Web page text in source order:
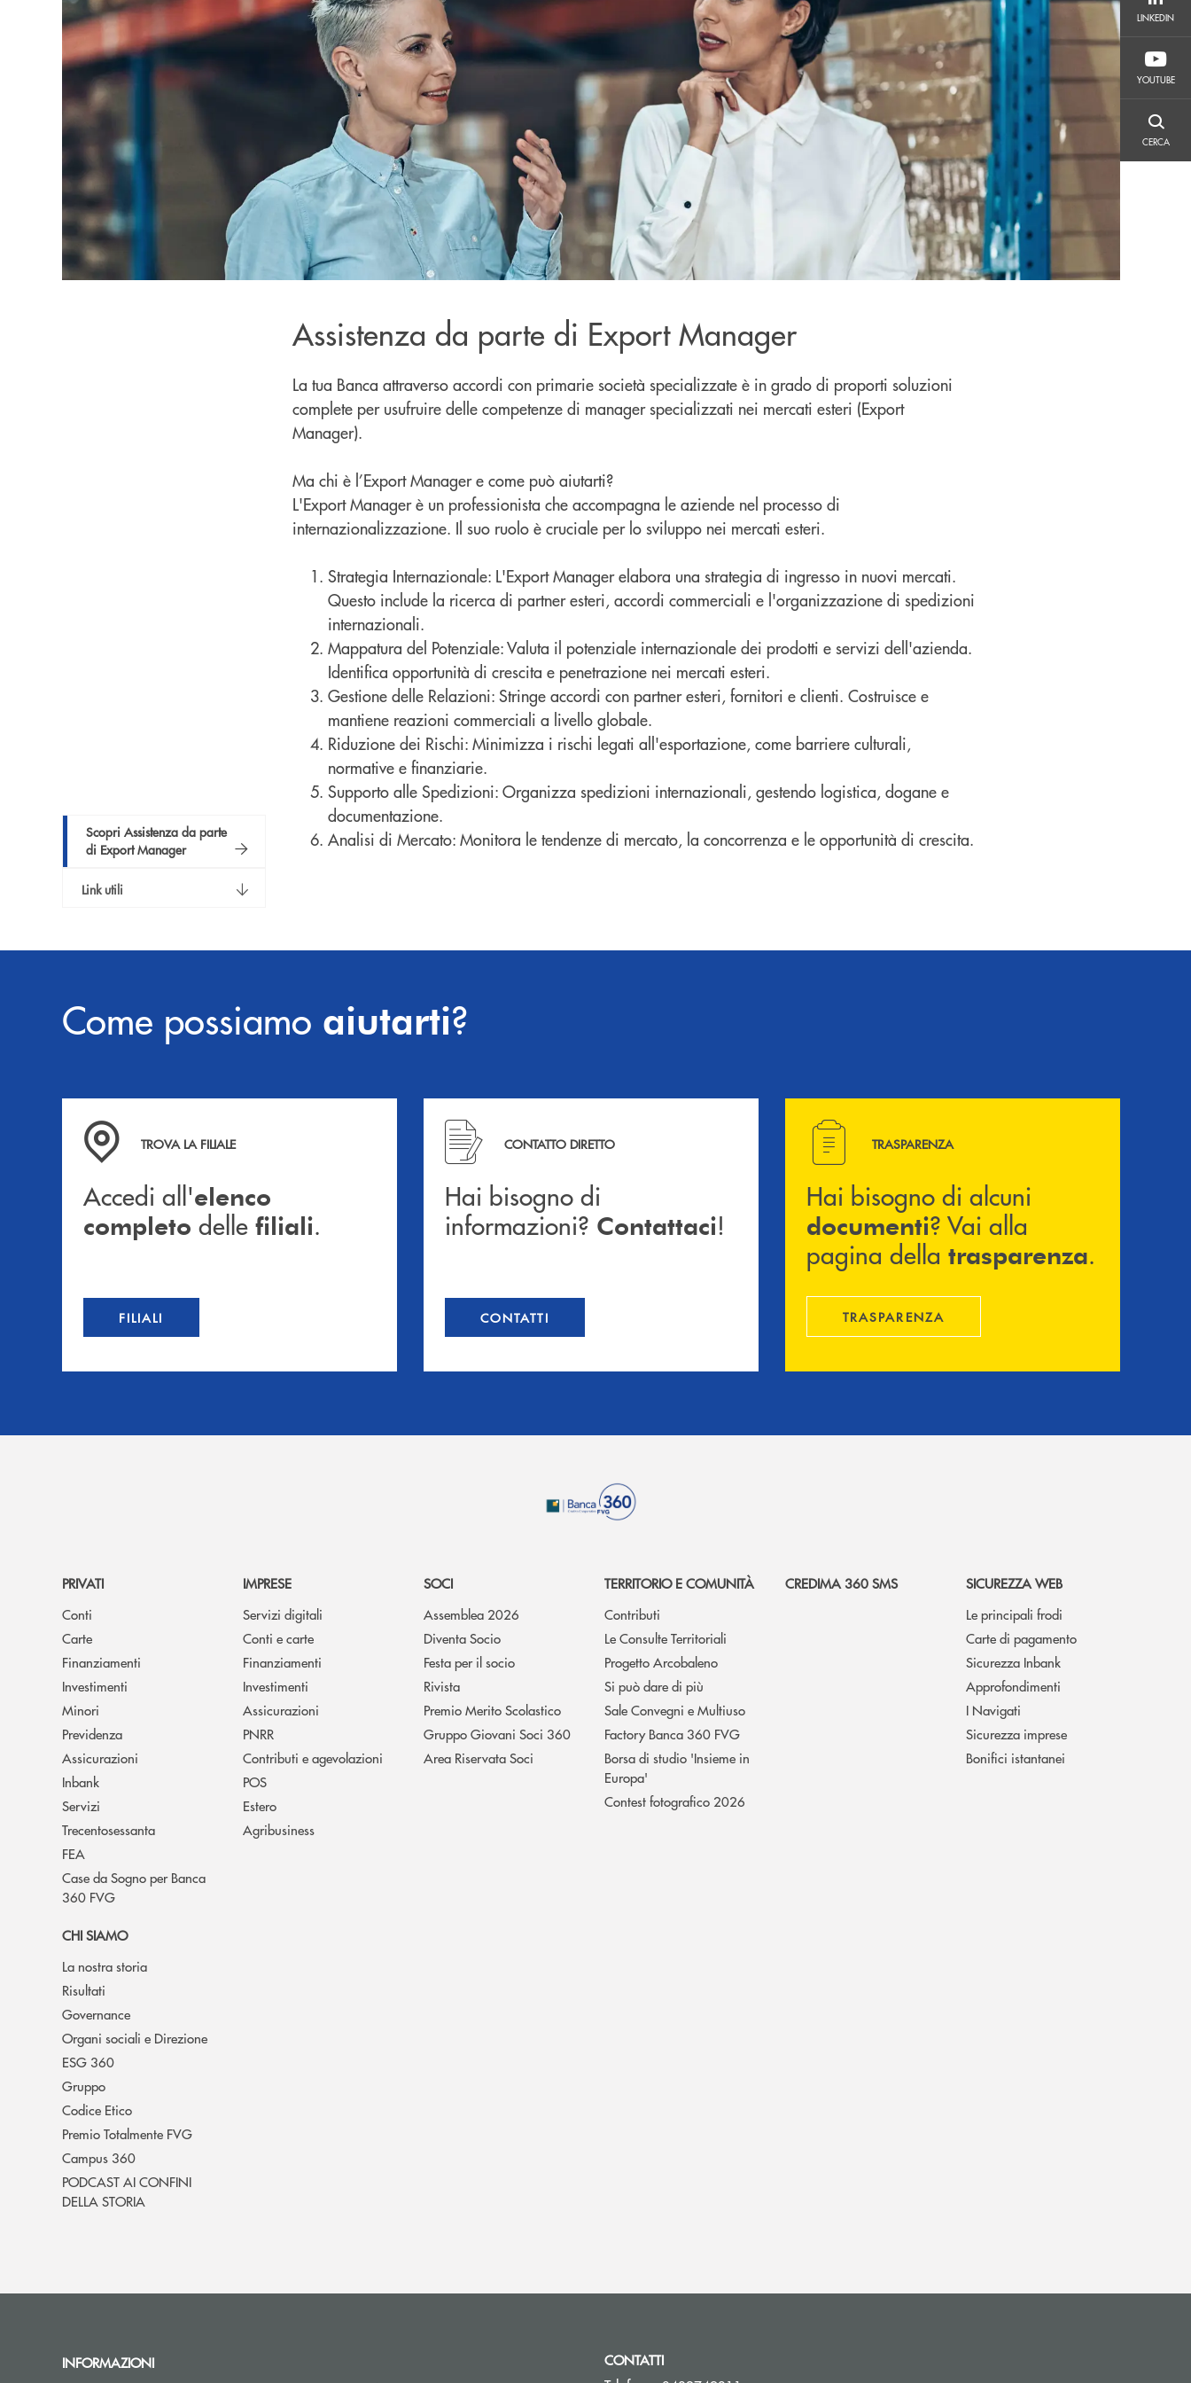
LINKEDIN
LINKEDIN
YOUTUBE
YOUTUBE
CERCA
CERCA
Scopri Assistenza da parte
di Export Manager
Link utili
Assistenza da parte di Export Manager
La tua Banca attraverso accordi con primarie società specializzate è in grado di proporti soluzioni
complete per usufruire delle competenze di manager specializzati nei mercati esteri (Export
Manager).
Ma chi è l’Export Manager e come può aiutarti?
L'Export Manager è un professionista che accompagna le aziende nel processo di
internazionalizzazione. Il suo ruolo è cruciale per lo sviluppo nei mercati esteri.
Strategia Internazionale: L'Export Manager elabora una strategia di ingresso in nuovi mercati.
Questo include la ricerca di partner esteri, accordi commerciali e l'organizzazione di spedizioni
internazionali.
Mappatura del Potenziale: Valuta il potenziale internazionale dei prodotti e servizi dell'azienda.
Identifica opportunità di crescita e penetrazione nei mercati esteri.
Gestione delle Relazioni: Stringe accordi con partner esteri, fornitori e clienti. Costruisce e
mantiene reazioni commerciali a livello globale.
Riduzione dei Rischi: Minimizza i rischi legati all'esportazione, come barriere culturali,
normative e finanziarie.
Supporto alle Spedizioni: Organizza spedizioni internazionali, gestendo logistica, dogane e
documentazione.
Analisi di Mercato: Monitora le tendenze di mercato, la concorrenza e le opportunità di crescita.
Come possiamo aiutarti?
Accedi all' elenco completo delle filiali .
TROVA LA FILIALE
Accedi all'elenco
completo delle filiali.
FILIALI
Hai bisogno di informazioni? Contattaci !
CONTATTO DIRETTO
Hai bisogno di
informazioni? Contattaci!
CONTATTI
Hai bisogno di alcuni documenti ? Vai alla pagina della
TRASPARENZA
Hai bisogno di alcuni
documenti? Vai alla
pagina della trasparenza.
TRASPARENZA
PRIVATI
Conti
Carte
Finanziamenti
Investimenti
Minori
Previdenza
Assicurazioni
Inbank
Servizi
Trecentosessanta
FEA
Case da Sogno per Banca
360 FVG
IMPRESE
Servizi digitali
Conti e carte
Finanziamenti
Investimenti
Assicurazioni
PNRR
Contributi e agevolazioni
POS
Estero
Agribusiness
SOCI
Assemblea 2026
Diventa Socio
Festa per il socio
Rivista
Premio Merito Scolastico
Gruppo Giovani Soci 360
Area Riservata Soci
TERRITORIO E COMUNITÀ
Contributi
Le Consulte Territoriali
Progetto Arcobaleno
Si può dare di più
Sale Convegni e Multiuso
Factory Banca 360 FVG
Borsa di studio 'Insieme in
Europa'
Contest fotografico 2026
CREDIMA 360 SMS
SICUREZZA WEB
Le principali frodi
Carte di pagamento
Sicurezza Inbank
Approfondimenti
I Navigati
Sicurezza imprese
Bonifici istantanei
CHI SIAMO
La nostra storia
Risultati
Governance
Organi sociali e Direzione
ESG 360
Gruppo
Codice Etico
Premio Totalmente FVG
Campus 360
PODCAST AI CONFINI
DELLA STORIA
INFORMAZIONI
CONTATTI